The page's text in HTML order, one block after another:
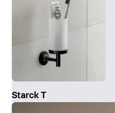
Starck T